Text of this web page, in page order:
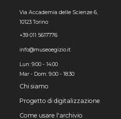
Via Accademia delle Scienze 6,
10123 Torino
+39 011 5617776
info@museoegizio.it
Lun: 9:00 - 14:00
Mar - Dom: 9.00 - 18.30
Chi siamo
Progetto di digitalizzazione
Come usare l'archivio